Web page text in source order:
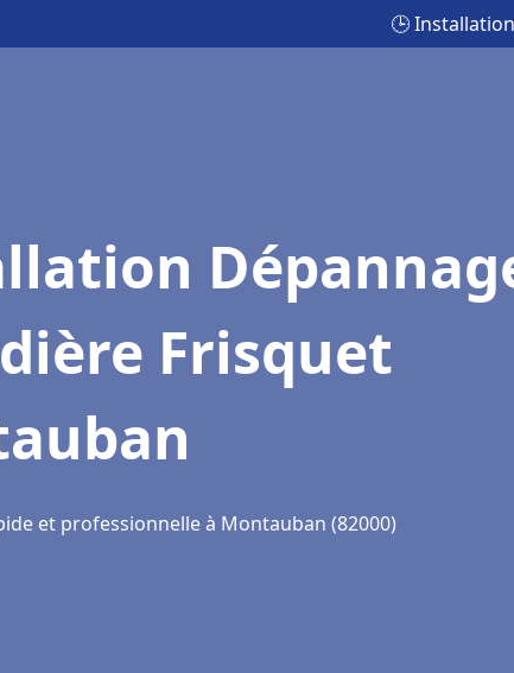
🕒
Frisquet
et professionnelle à Montauban (82000)